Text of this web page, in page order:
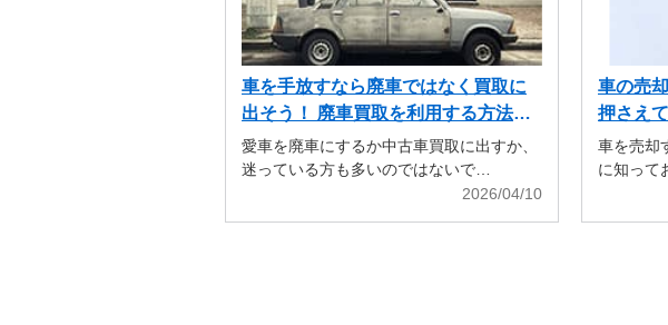
車を手放すなら廃車ではなく買取に
出そう！ 廃車買取を利用する方法も
解説
愛車を廃車にするか中古車買取に出すか、
迷っている方も多いのではないで…
2026/04/10
車の売
押さえ
車を売却
に知って